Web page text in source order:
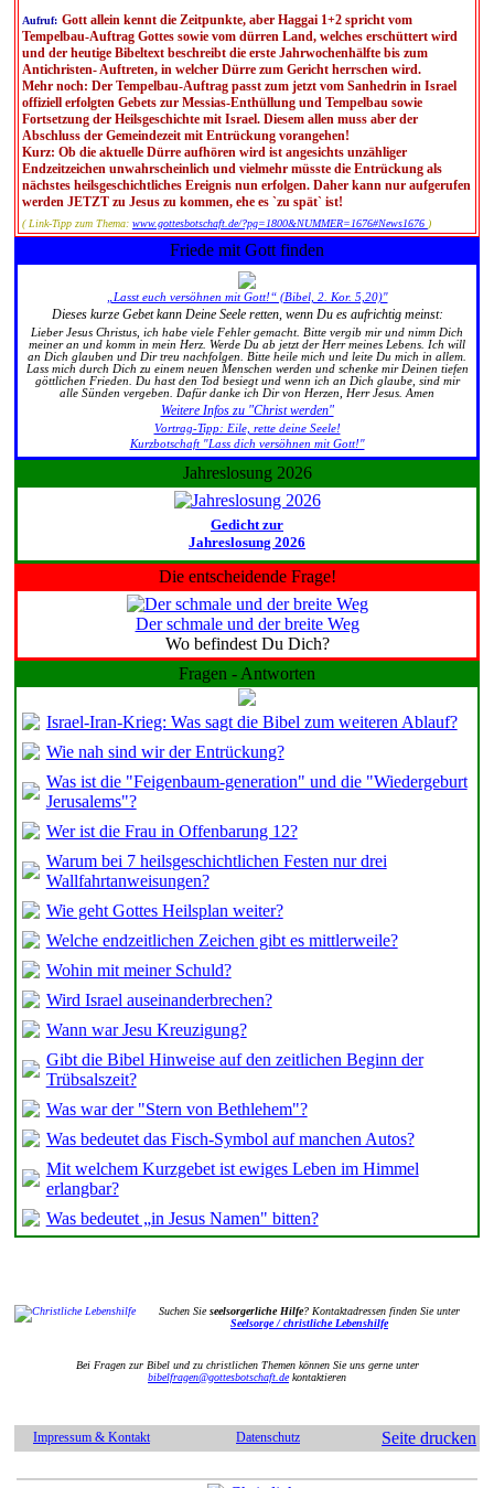
Aufruf: Gott allein kennt die Zeitpunkte, aber Haggai 1+2 spricht vom
Tempelbau-Auftrag Gottes sowie vom dürren Land, welches erschüttert wird
und der heutige Bibeltext beschreibt die erste Jahrwochenhälfte bis zum
Antichristen- Auftreten, in welcher Dürre zum Gericht herrschen wird.
Mehr noch: Der Tempelbau-Auftrag passt zum jetzt vom Sanhedrin in Israel
offiziell erfolgten Gebets zur Messias-Enthüllung und Tempelbau sowie
Fortsetzung der Heilsgeschichte mit Israel. Diesem allen muss aber der
Abschluss der Gemeindezeit mit Entrückung vorangehen!
Kurz: Ob die aktuelle Dürre aufhören wird ist angesichts unzähliger
Endzeitzeichen unwahrscheinlich und vielmehr müsste die Entrückung als
nächstes heilsgeschichtliches Ereignis nun erfolgen. Daher kann nur aufgerufen
werden JETZT zu Jesus zu kommen, ehe es `zu spät` ist!
( Link-Tipp zum Thema: www.gottesbotschaft.de/?pg=1800&NUMMER=1676#News1676 )
Friede mit Gott finden
„Lasst euch versöhnen mit Gott!“ (Bibel, 2. Kor. 5,20)"
Dieses kurze Gebet kann Deine Seele retten, wenn Du es aufrichtig meinst:
Lieber Jesus Christus, ich habe viele Fehler gemacht. Bitte vergib mir und nimm Dich
meiner an und komm in mein Herz. Werde Du ab jetzt der Herr meines Lebens. Ich will
an Dich glauben und Dir treu nachfolgen. Bitte heile mich und leite Du mich in allem.
Lass mich durch Dich zu einem neuen Menschen werden und schenke mir Deinen tiefen
göttlichen Frieden. Du hast den Tod besiegt und wenn ich an Dich glaube, sind mir
alle Sünden vergeben. Dafür danke ich Dir von Herzen, Herr Jesus. Amen
Weitere Infos zu "Christ werden"
Vortrag-Tipp: Eile, rette deine Seele!
Kurzbotschaft "Lass dich versöhnen mit Gott!"
Jahreslosung 2026
Gedicht zur
Jahreslosung 2026
Die entscheidende Frage!
Der schmale und der breite Weg
Wo befindest Du Dich?
Fragen - Antworten
Israel-Iran-Krieg: Was sagt die Bibel zum weiteren Ablauf?
Wie nah sind wir der Entrückung?
Was ist die "Feigenbaum-generation" und die "Wiedergeburt
Jerusalems"?
Wer ist die Frau in Offenbarung 12?
Warum bei 7 heilsgeschichtlichen Festen nur drei
Wallfahrtanweisungen?
Wie geht Gottes Heilsplan weiter?
Welche endzeitlichen Zeichen gibt es mittlerweile?
Wohin mit meiner Schuld?
Wird Israel auseinanderbrechen?
Wann war Jesu Kreuzigung?
Gibt die Bibel Hinweise auf den zeitlichen Beginn der
Trübsalszeit?
Was war der "Stern von Bethlehem"?
Was bedeutet das Fisch-Symbol auf manchen Autos?
Mit welchem Kurzgebet ist ewiges Leben im Himmel
erlangbar?
Was bedeutet „in Jesus Namen" bitten?
Suchen Sieseelsorgerliche Hilfe? Kontaktadressen finden Sie unter
Seelsorge / christliche Lebenshilfe
Bei Fragen zur Bibel und zu christlichen Themen können Sie uns gerne unter
bibelfragen@gottesbotschaft.dekontaktieren
Impressum & Kontakt Datenschutz Seite drucken